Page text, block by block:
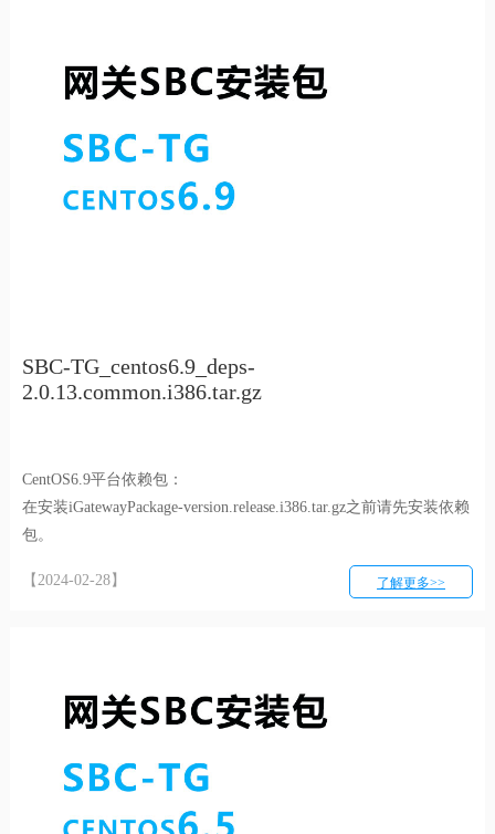
SBC-TG_centos6.9_deps-
2.0.13.common.i386.tar.gz
CentOS6.9平台依赖包：
在安装iGatewayPackage-version.release.i386.tar.gz之前请先安装依赖
包。
【2024-02-28】 了解更多>>